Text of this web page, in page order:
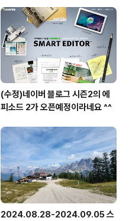
(수정)네이버 블로그 시즌2의 에
피소드 2가 오픈예정이라네요 ^^
2024.08.28-2024.09.05 스